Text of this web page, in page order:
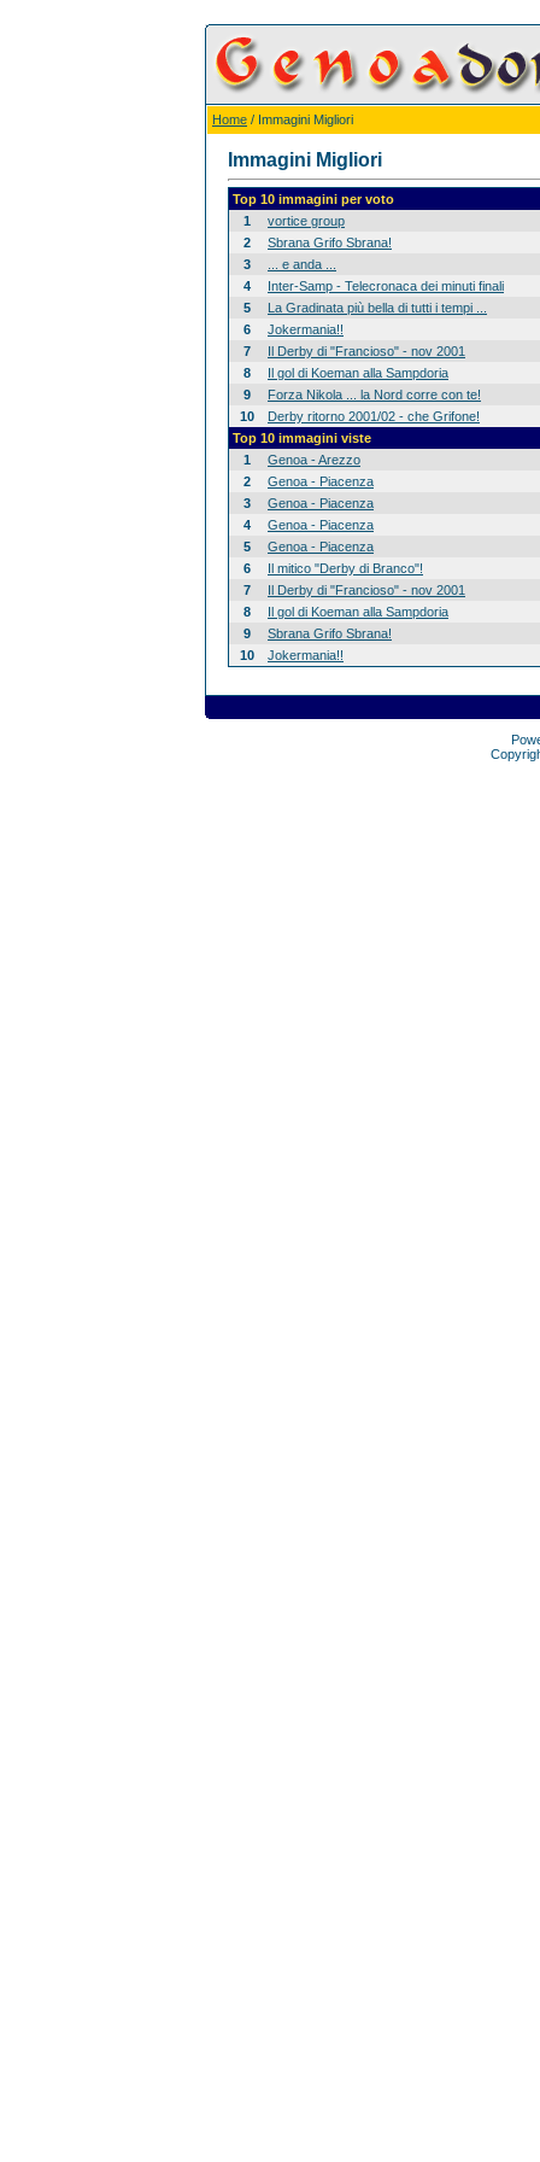
Home / Immagini Migliori
Immagini Migliori
Top 10 immagini per voto
1
vortice group
2
Sbrana Grifo Sbrana!
3
... e anda ...
4
Inter-Samp - Telecronaca dei minuti finali
5
La Gradinata più bella di tutti i tempi ...
6
Jokermania!!
7
Il Derby di "Francioso" - nov 2001
8
Il gol di Koeman alla Sampdoria
9
Forza Nikola ... la Nord corre con te!
10
Derby ritorno 2001/02 - che Grifone!
Top 10 immagini viste
1
Genoa - Arezzo
2
Genoa - Piacenza
3
Genoa - Piacenza
4
Genoa - Piacenza
5
Genoa - Piacenza
6
Il mitico "Derby di Branco"!
7
Il Derby di "Francioso" - nov 2001
8
Il gol di Koeman alla Sampdoria
9
Sbrana Grifo Sbrana!
10
Jokermania!!